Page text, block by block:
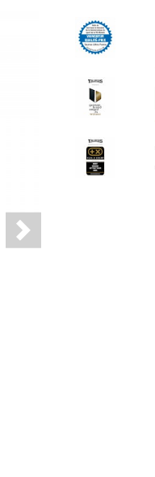
Next